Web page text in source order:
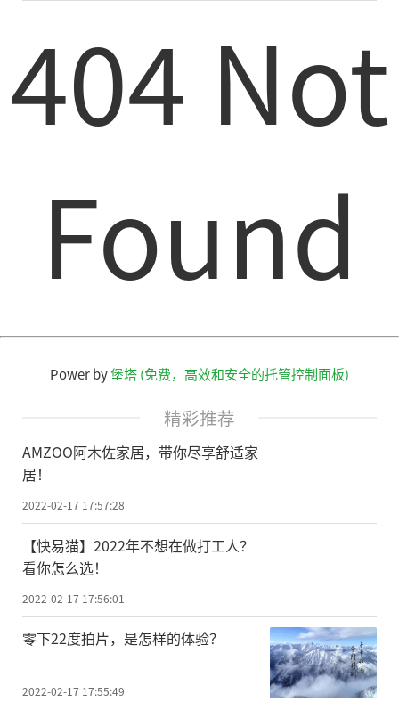
404 Not
Found
Power by堡塔 (免费，高效和安全的托管控制面板)
精彩推荐
AMZOO阿木佐家居，带你尽享舒适家
居！
2022-02-17 17:57:28
【快易猫】2022年不想在做打工人？
看你怎么选！
2022-02-17 17:56:01
零下22度拍片，是怎样的体验？
2022-02-17 17:55:49